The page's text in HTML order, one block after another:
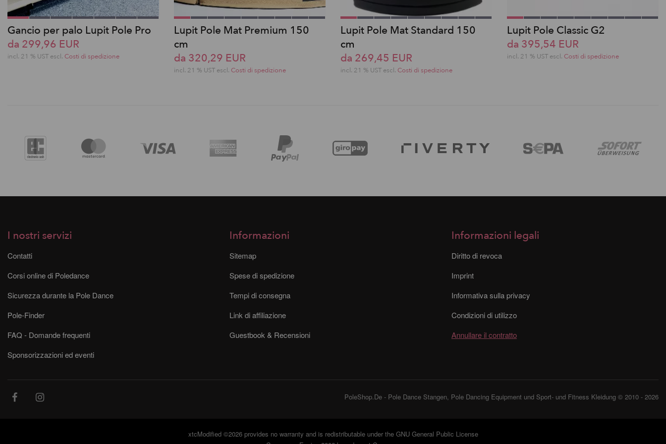
Gancio per palo Lupit Pole Pro
da 299,96 EUR
incl. 21 % UST escl. Costi di spedizione
Lupit Pole Mat Premium 150
cm
da 320,29 EUR
incl. 21 % UST escl. Costi di spedizione
Lupit Pole Mat Standard 150
cm
da 269,45 EUR
incl. 21 % UST escl. Costi di spedizione
Lupit Pole Classic G2
da 395,54 EUR
incl. 21 % UST escl. Costi di spedizione
I nostri servizi
Contatti
Corsi online di Poledance
Sicurezza durante la Pole Dance
Pole-Finder
FAQ - Domande frequenti
Sponsorizzazioni ed eventi
Informazioni
Sitemap
Spese di spedizione
Tempi di consegna
Link di affiliazione
Guestbook & Recensioni
Informazioni legali
Diritto di revoca
Imprint
Informativa sulla privacy
Condizioni di utilizzo
Annullare il contratto
PoleShop.De - Pole Dance Stangen, Pole Dancing Equipment und Sport- und Fitness Kleidung © 2010 - 2026
xtcModified©2026 provides no warranty and is redistributable under the GNU General Public License